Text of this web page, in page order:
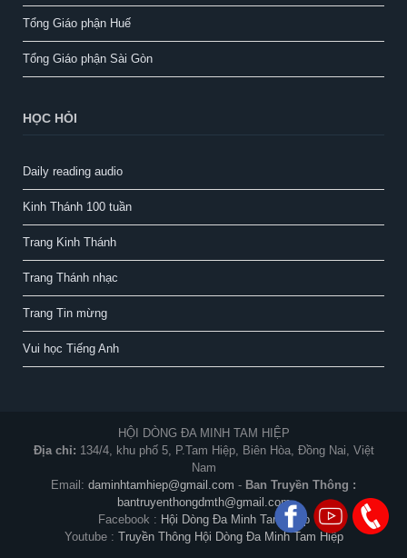
Tổng Giáo phận Huế
Tổng Giáo phận Sài Gòn
HỌC HỎI
Daily reading audio
Kinh Thánh 100 tuần
Trang Kinh Thánh
Trang Thánh nhạc
Trang Tin mừng
Vui học Tiếng Anh
HỘI DÒNG ĐA MINH TAM HIỆP
Địa chỉ: 134/4, khu phố 5, P.Tam Hiệp, Biên Hòa, Đồng Nai, Việt
Nam
Email: daminhtamhiep@gmail.com - Ban Truyền Thông :
bantruyenthongdmth@gmail.com
Facebook : Hội Dòng Đa Minh Tam Hiệp
Youtube : Truyền Thông Hội Dòng Đa Minh Tam Hiệp